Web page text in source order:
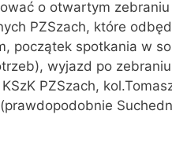
o otwartym
PZSzach, które
początek spotkania w
wyjazd po
PZSzach,